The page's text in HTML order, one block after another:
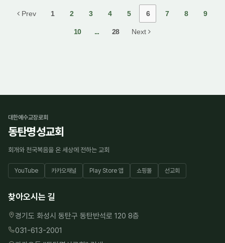
Prev 1 2 3 4 5 6 7 8 9
10 ... 28 Next
대한예수교장로회
동탄명성교회
회개와 천국복음을 온 세상에 전하는 교회
YouTube 카카오채널 Play Store 앱 쇼핑몰 선교회
찾아오시는 길
경기도 화성시 동탄구 동탄반석로 120 8층
031-613-2001